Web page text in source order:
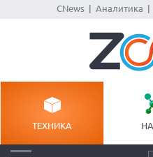
CNews| Аналитика
ТЕХНИКА